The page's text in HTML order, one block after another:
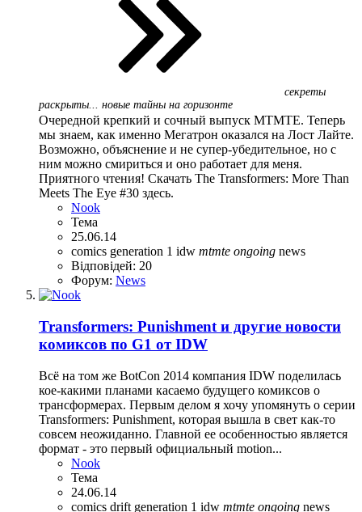
секреты
раскрыты... новые тайны на горизонте
Очередной крепкий и сочный выпуск MTMTE. Теперь
мы знаем, как именно Мегатрон оказался на Лост Лайте.
Возможно, объяснение и не супер-убедительное, но с
ним можно смириться и оно работает для меня.
Приятного чтения! Скачать The Transformers: More Than
Meets The Eye #30 здесь.
Nook
Тема
25.06.14
comics generation 1 idw mtmte ongoing news
Відповідей: 20
Форум: News
Transformers: Punishment и другие новости
комиксов по G1 от IDW
Всё на том же BotCon 2014 компания IDW поделилась
кое-какими планами касаемо будущего комиксов о
трансформерах. Первым делом я хочу упомянуть о серии
Transformers: Punishment, которая вышла в свет как-то
совсем неожиданно. Главной ее особенностью является
формат - это первый официальный motion...
Nook
Тема
24.06.14
comics drift generation 1 idw mtmte ongoing news